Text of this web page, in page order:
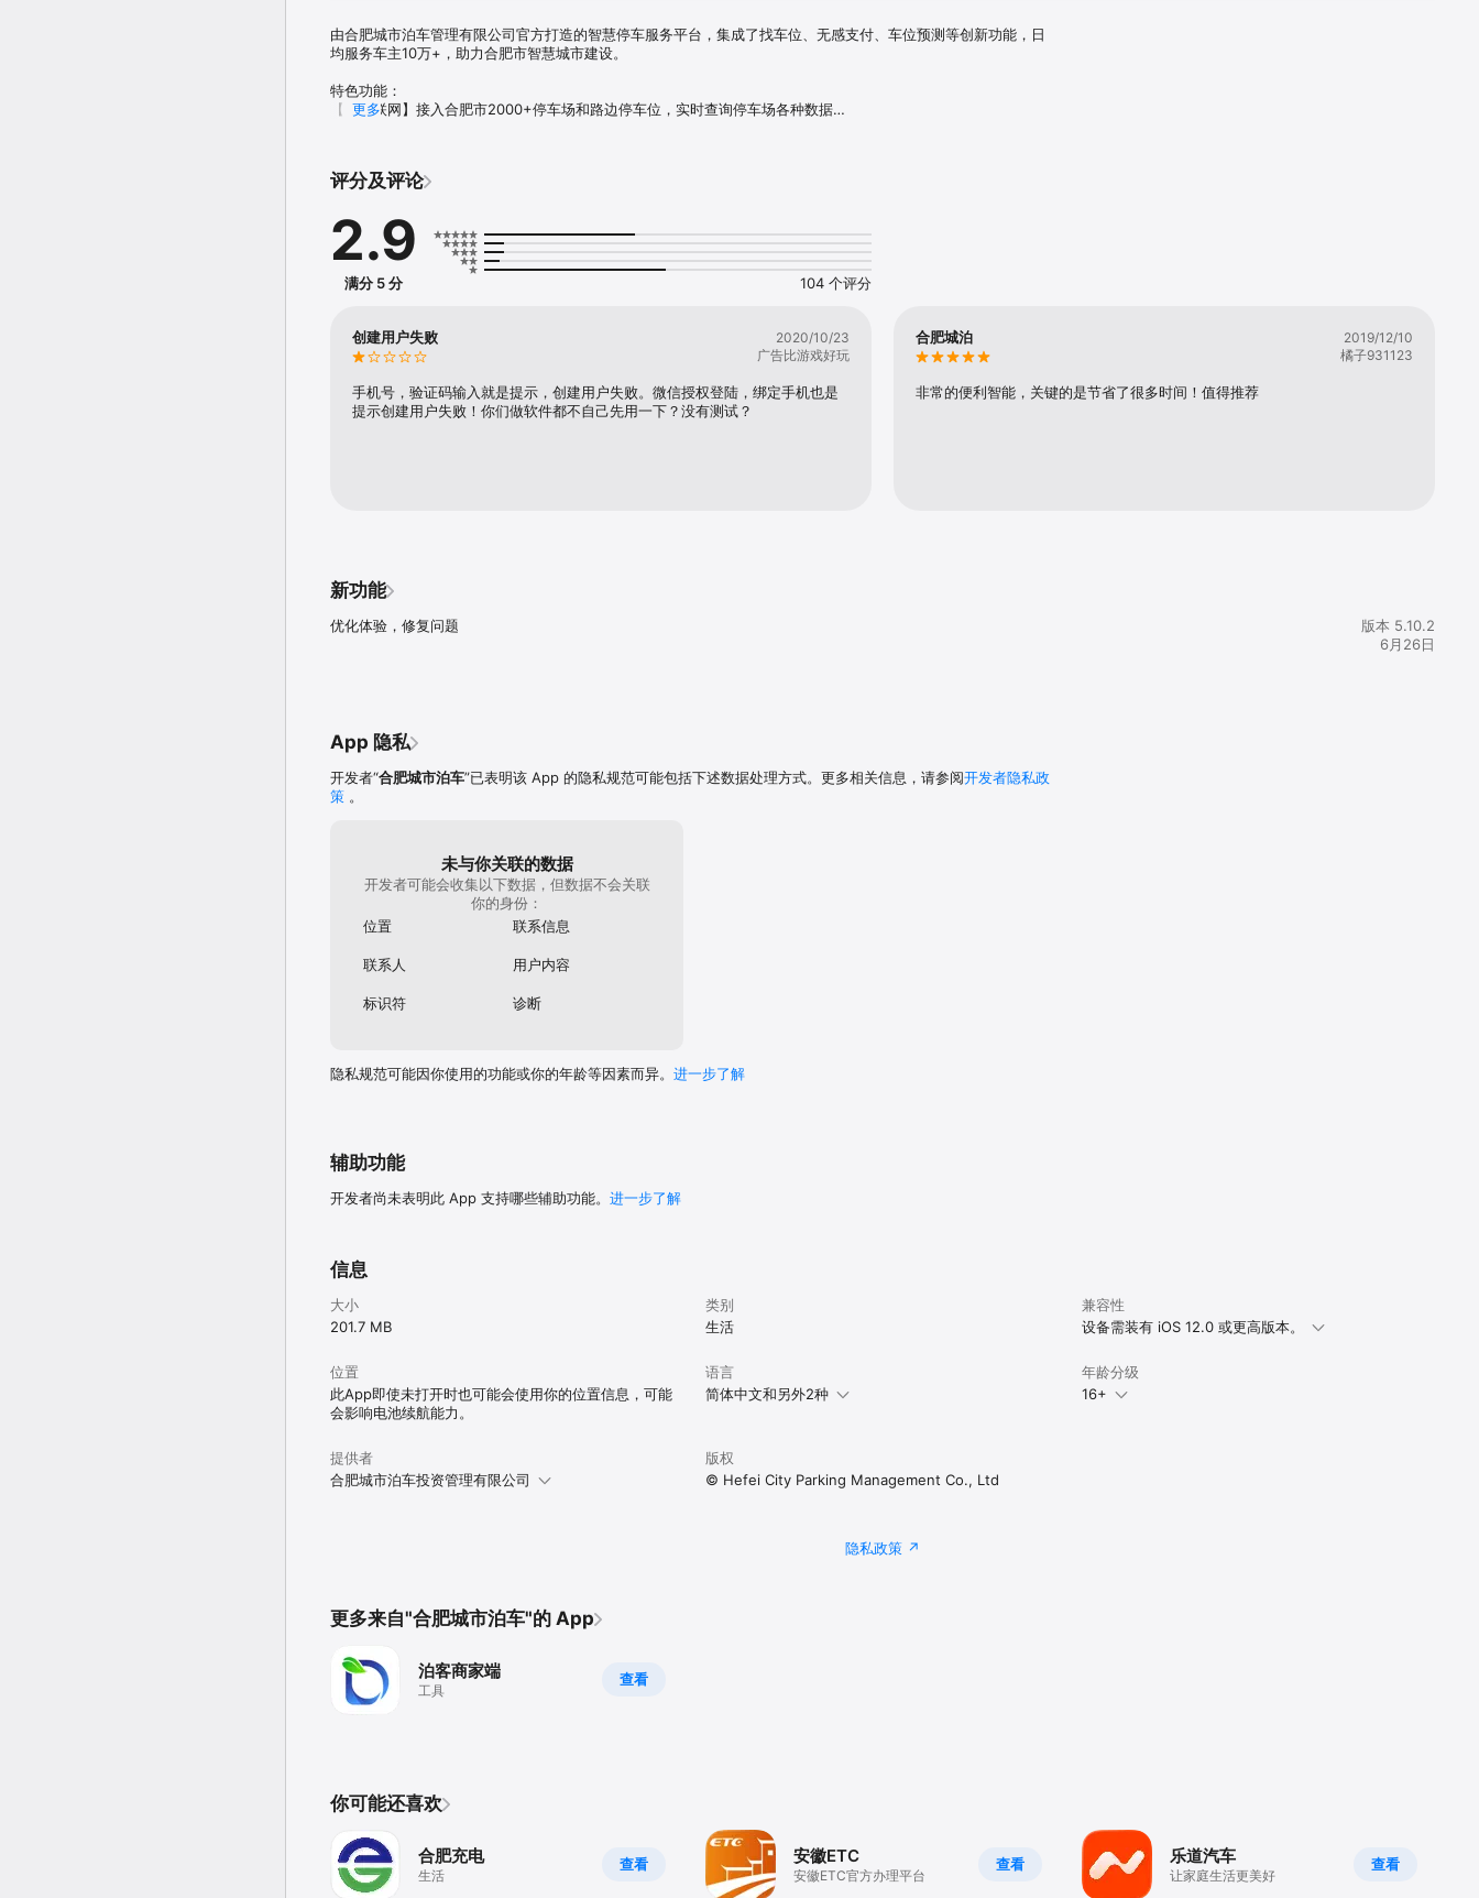
由合肥城市泊车管理有限公司官方打造的智慧停车服务平台，集成了找车位、无感支付、车位预测等创新功能，日
均服务车主10万+，助力合肥市智慧城市建设。
特色功能：
【全市联网】接入合肥市2000+停车场和路边停车位，实时查询停车场各种数据
【共享停车】车位资源共享，提高停车资源利用率
如果在使用中有任何问题或建议，请联系我们，我们渴望听到您的声音。
客服热线：0551-65111421
微信公众号：合肥停车
您还可在APP内“我的-帮助与反馈”中进行问题的描述与提交，我们将虚心接收并及时处理。
更多
评分及评论
2.9
满分 5 分 104 个评分
创建用户失败
2020/10/23
广告比游戏好玩
手机号，验证码输入就是提示，创建用户失败。微信授权登陆，绑定手机也是
提示创建用户失败！你们做软件都不自己先用一下？没有测试？
合肥城泊
2019/12/10
橘子931123
非常的便利智能，关键的是节省了很多时间！值得推荐
新功能
优化体验，修复问题
版本 5.10.2
6月26日
App 隐私
开发者“合肥城市泊车”已表明该 App 的隐私规范可能包括下述数据处理方式。更多相关信息，请参阅开发者隐私政
策 。
未与你关联的数据
开发者可能会收集以下数据，但数据不会关联
你的身份：
位置
联系信息
联系人 用户内容
标识符 诊断
隐私规范可能因你使用的功能或你的年龄等因素而异。 进一步了解
辅助功能
开发者尚未表明此 App 支持哪些辅助功能。 进一步了解
信息
大小
201.7 MB
类别
生活
兼容性
设备需装有 iOS 12.0 或更高版本。
位置
此App即使未打开时也可能会使用你的位置信息，可能
会影响电池续航能力。
语言
简体中文和另外2种
年龄分级
16+
提供者
合肥城市泊车投资管理有限公司
版权
© Hefei City Parking Management Co., Ltd
隐私政策
更多来自"合肥城市泊车"的 App
查看
泊客商家端
工具
你可能还喜欢
查看
合肥充电
生活
查看
安徽ETC
安徽ETC官方办理平台
查看
乐道汽车
让家庭生活更美好